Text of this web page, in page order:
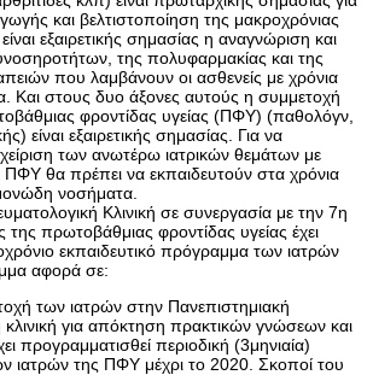
και βελτιστοποίηση της μακροχρόνιας
εξαιρετικής σημασίας η αναγνώριση και
της πολυφαρμακίας και της
που λαμβάνουν οι ασθενείς με χρόνια
Και στους δυο άξονες αυτούς η συμμετοχή
φροντίδας υγείας (ΠΦΥ) (παθολόγν,
είναι εξαιρετικής σημασίας. Για να
των ανωτέρω ιατρικών θεμάτων με
ΠΦΥ θα πρέπει να εκπαιδευτούν στα χρόνια
νοσήματα.
Κλινική σε συνεργασία με την 7η
πρωτοβάθμιας φροντίδας υγείας έχει
εκπαιδευτικό πρόγραμμα των ιατρών
αφορά σε:
των ιατρών στην Πανεπιστημιακή
κλινική για απόκτηση πρακτικών γνώσεων και
προγραμματισθεί περιοδική (3μηνιαία)
ιατρών της ΠΦΥ μέχρι το 2020. Σκοποί του